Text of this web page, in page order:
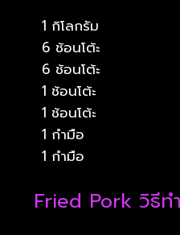
1 กิโลกรัม
6 ช้อนโต้ะ
6 ช้อนโต้ะ
1 ช้อนโต้ะ
1 ช้อนโต้ะ
1 กำมือ
1 กำมือ
Fried Pork วิธีท